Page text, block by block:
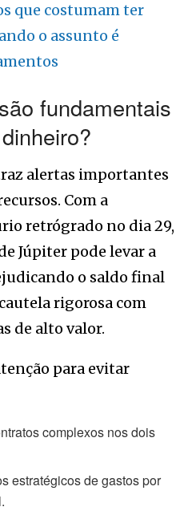
que costumam ter
o assunto é
fundamentais
alertas importantes
Com a
retrógrado no dia 29,
Júpiter pode levar a
o saldo final
rigorosa com
de alto valor.
para evitar
complexos nos dois
estratégicos de gastos por